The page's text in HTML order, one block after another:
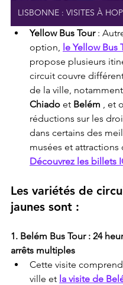
Yellow Bus Tour :
option, le Yellow Bus
propose plusieurs
circuit couvre
de la ville, notamment
Chiado et Belém , et
réductions sur les
dans certains des
musées et attractions
Découvrez les billets
Les variétés de
jaunes sont :
1. Belém Bus Tour : 24
arrêts multiples
Cette visite
ville et la visite de